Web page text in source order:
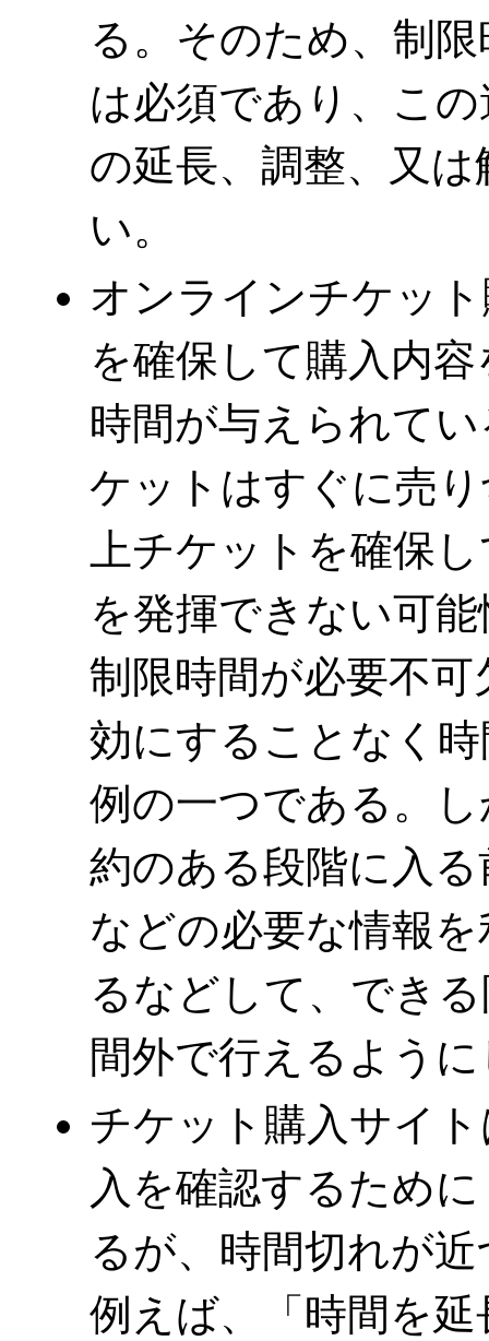
る。そのため、制
は必須であり、こ
の延長、調整、又
い。
オンラインチケッ
を確保して購入内
時間が与えられて
ケットはすぐに売
上チケットを確保
を発揮できない可
制限時間が必要不
効にすることなく
例の一つである。
約のある段階に入
などの必要な情報
るなどして、でき
間外で行えるよう
チケット購入サイ
入を確認するため
るが、時間切れが
例えば、「時間を